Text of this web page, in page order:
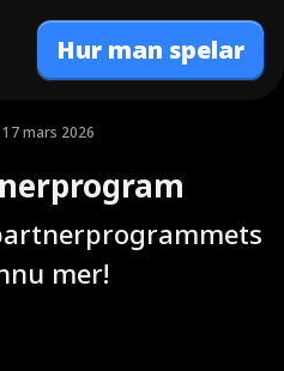
Hur man spelar
mars 2026
mer!